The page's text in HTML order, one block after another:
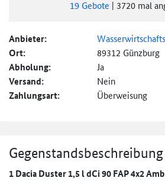
19 Gebote | 3720 mal
Anbieter:
Ort: 89312 Günzburg
Abholung: Ja
Versand: Nein
Zahlungsart: Überweisung
Gegenstandsbeschreibung
1 Dacia Duster 1,5 l dCi 90 FAP 4x2